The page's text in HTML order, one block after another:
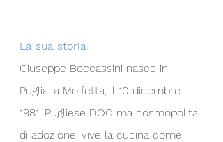
La sua storia
Giuseppe Boccassini nasce in
Puglia, a Molfetta, il 10 dicembre
1981. Pugliese DOC ma cosmopolita
di adozione, vive la cucina come